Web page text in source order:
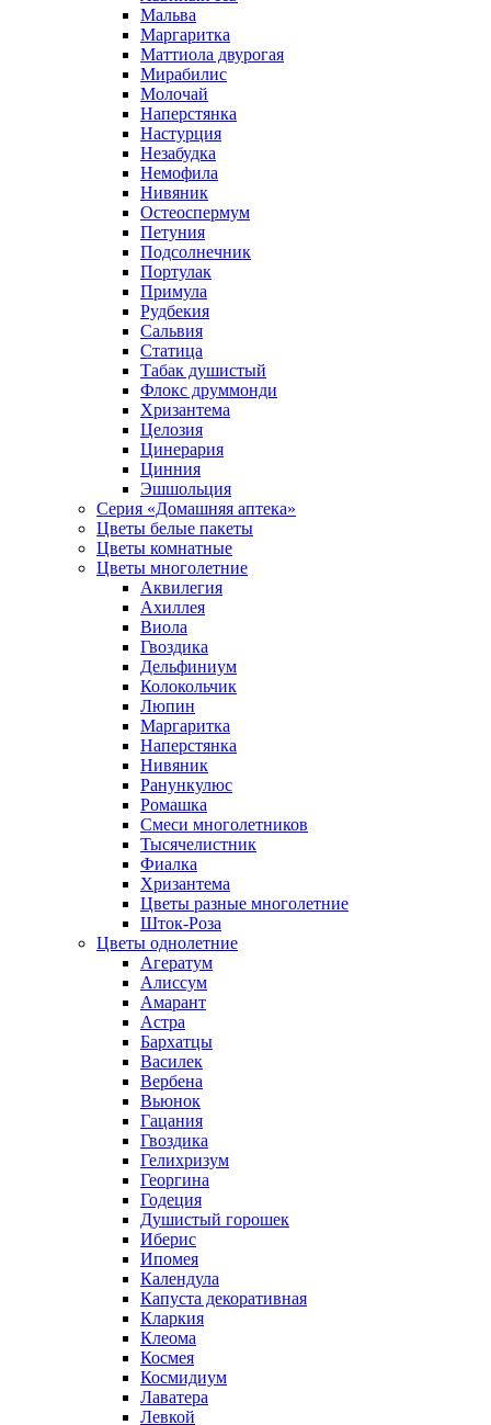
Мальва
Маргаритка
Маттиола двурогая
Мирабилис
Молочай
Наперстянка
Настурция
Незабудка
Немофила
Нивяник
Остеоспермум
Петуния
Подсолнечник
Портулак
Примула
Рудбекия
Сальвия
Статица
Табак душистый
Флокс друммонди
Хризантема
Целозия
Цинерария
Цинния
Эшшольция
Серия «Домашняя аптека»
Цветы белые пакеты
Цветы комнатные
Цветы многолетние
Аквилегия
Ахиллея
Виола
Гвоздика
Дельфиниум
Колокольчик
Люпин
Маргаритка
Наперстянка
Нивяник
Ранункулюс
Ромашка
Смеси многолетников
Тысячелистник
Фиалка
Хризантема
Цветы разные многолетние
Шток-Роза
Цветы однолетние
Агератум
Алиссум
Амарант
Астра
Бархатцы
Василек
Вербена
Вьюнок
Гацания
Гвоздика
Гелихризум
Георгина
Годеция
Душистый горошек
Иберис
Ипомея
Календула
Капуста декоративная
Кларкия
Клеома
Космея
Космидиум
Лаватера
Левкой